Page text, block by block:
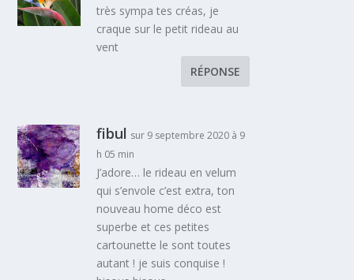
très sympa tes créas, je
craque sur le petit rideau au
vent
RÉPONSE
fibul sur 9 septembre 2020 à 9
h 05 min
J’adore… le rideau en velum
qui s’envole c’est extra, ton
nouveau home déco est
superbe et ces petites
cartounette le sont toutes
autant ! je suis conquise !